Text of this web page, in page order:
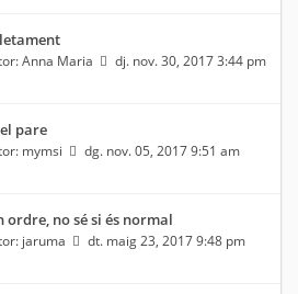
Anna Maria
dj. nov. 30, 2017 3:44 pm
pare
mymsi
dg. nov. 05, 2017 9:51 am
ordre, no sé si és normal
jaruma
dt. maig 23, 2017 9:48 pm